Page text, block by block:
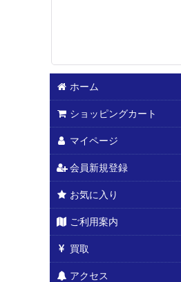
ホーム
ショッピングカート
マイページ
会員新規登録
お気に入り
ご利用案内
買取
アクセス